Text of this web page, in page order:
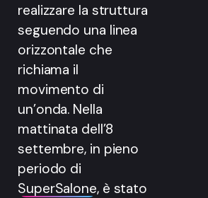
realizzare la struttura
seguendo una linea
orizzontale che
richiama il
movimento di
un’onda. Nella
mattinata dell’8
settembre, in pieno
periodo di
SuperSalone, è stato